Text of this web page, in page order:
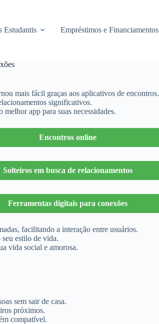
Estudantis Empréstimos e Financiamentos
mais fácil graças aos aplicativos de encontros.
significativos.
app para suas necessidades.
Encontros online
Solteiros em busca de relacionamentos
Ferramentas digitais para conexões
facilitando a interação entre usuários.
estilo de vida.
vida social e amorosa.
sem sair de casa.
próximos.
compatível.